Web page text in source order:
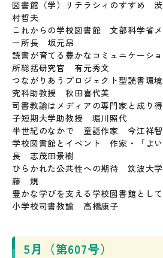
図書館（学）リテラシィのすすめ
村哲夫
これからの学校図書館 文部科学省
ー所長 坂元昂
読書が育てる豊かなコミュニケーシ
所総括研究官 有元秀文
つながりあうプロジェクト型読書環
究科助教授 秋田喜代美
司書教諭はメディアの専門家と成り
子短期大学助教授 堀川照代
半世紀のなかで 童話作家 今江祥智
学校図書館とイベント 作家・「よ
長 志茂田景樹
ひらかれた公共性への期待 筑波大
藤 規
豊かな学びを支える学校図書館とし
小学校司書教諭 高橋康子
5月（第607号）